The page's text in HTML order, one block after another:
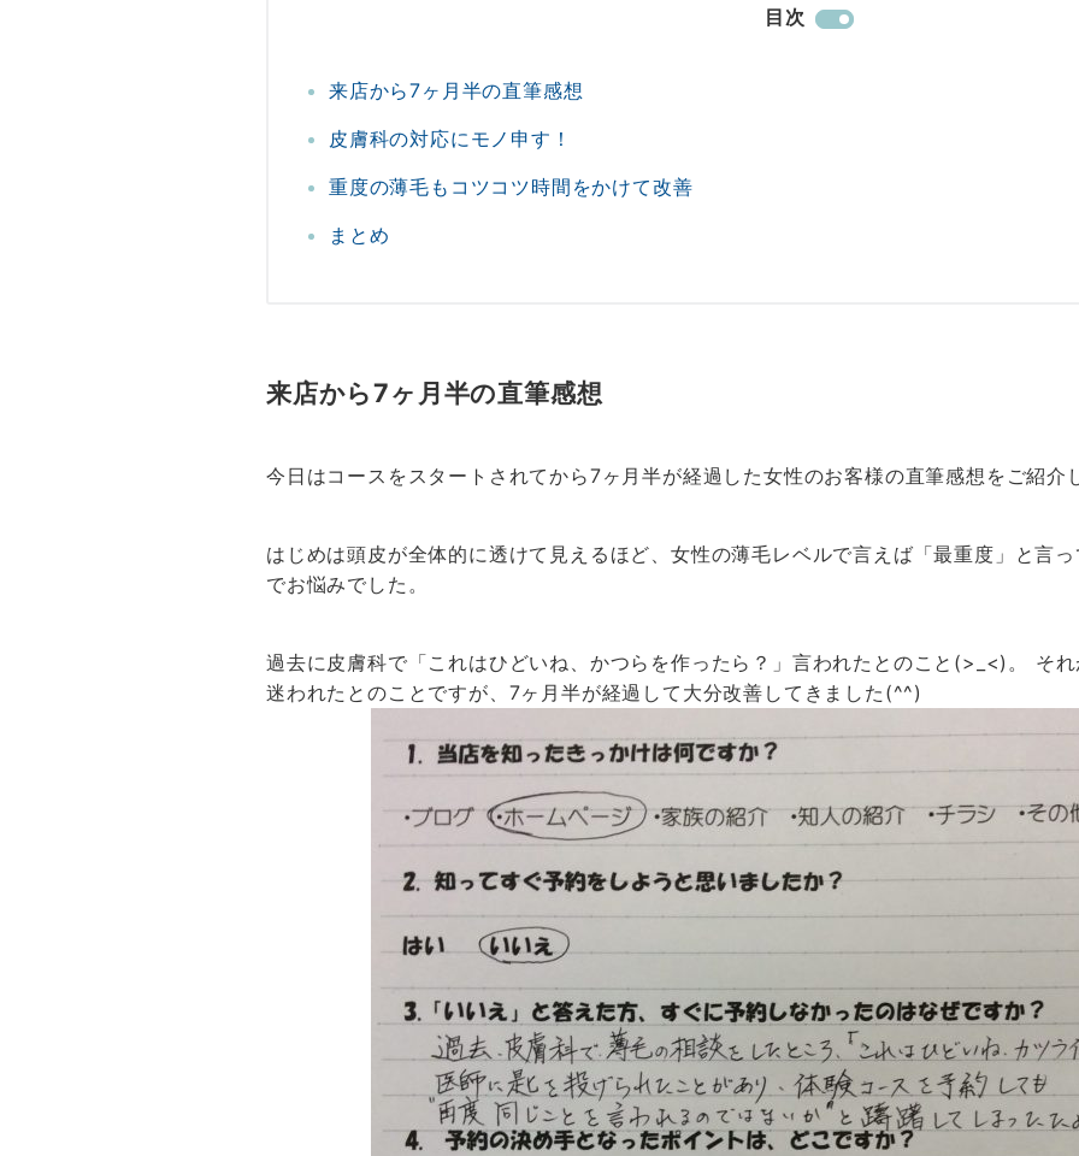
目次
来店から7ヶ月半の直筆感想
皮膚科の対応にモノ申す！
重度の薄毛もコツコツ時間をかけて改善
まとめ
来店から7ヶ月半の直筆感想
今日はコースをスタートされてから7ヶ月半が経過した女性のお客様の直筆感想をご紹介
はじめは頭皮が全体的に透けて見えるほど、女性の薄毛レベルで言えば「最重度」と言
でお悩みでした。
過去に皮膚科で「これはひどいね、かつらを作ったら？」言われたとのこと(>_<)。 そ
迷われたとのことですが、7ヶ月半が経過して大分改善してきました(^^)